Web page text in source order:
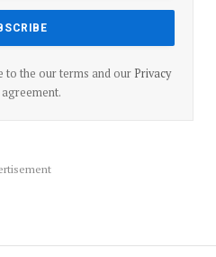
to the our terms and our Privacy
agreement.